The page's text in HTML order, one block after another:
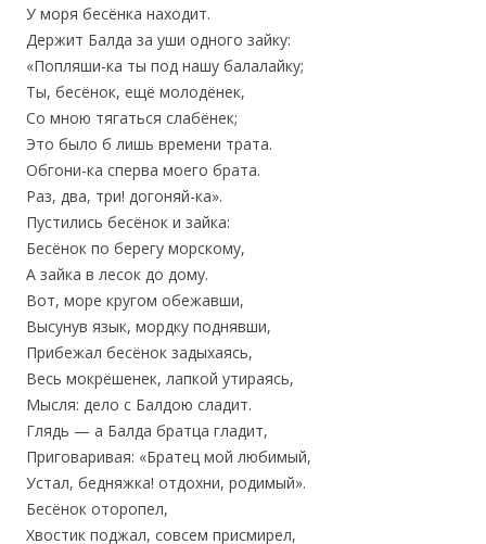
У моря бесёнка находит.
Держит Балда за уши одного зайку:
«Попляши-ка ты под нашу балалайку;
Ты, бесёнок, ещё молодёнек,
Со мною тягаться слабёнек;
Это было б лишь времени трата.
Обгони-ка сперва моего брата.
Раз, два, три! догоняй-ка».
Пустились бесёнок и зайка:
Бесёнок по берегу морскому,
А зайка в лесок до дому.
Вот, море кругом обежавши,
Высунув язык, мордку поднявши,
Прибежал бесёнок задыхаясь,
Весь мокрёшенек, лапкой утираясь,
Мысля: дело с Балдою сладит.
Глядь — а Балда братца гладит,
Приговаривая: «Братец мой любимый,
Устал, бедняжка! отдохни, родимый».
Бесёнок оторопел,
Хвостик поджал, совсем присмирел,